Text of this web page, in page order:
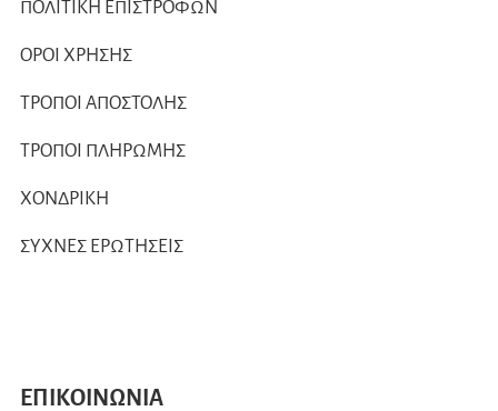
ΠΟΛΙΤΙΚΗ ΕΠΙΣΤΡΟΦΩΝ
ΟΡΟΙ ΧΡΗΣΗΣ
ΤΡΟΠΟΙ ΑΠΟΣΤΟΛΗΣ
ΤΡΟΠΟΙ ΠΛΗΡΩΜΗΣ
ΧΟΝΔΡΙΚΗ
ΣΥΧΝΕΣ ΕΡΩΤΗΣΕΙΣ
ΕΠΙΚΟΙΝΩΝΙΑ